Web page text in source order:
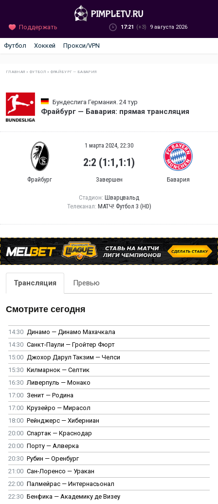
Поддержать 17:21 (+3) 9 августа 2026
Футбол Хоккей Прокси/VPN
ГЛАВНАЯ »ФУТБОЛ » ФРАЙБУРГ — БАВАРИЯ
Бундеслига Германия. 24 тур
Фрайбург — Бавария: прямая трансляция
Фрайбург
1 марта 2024, 22:30
2:2 (1:1,1:1)
Завершен Бавария
Стадион: Шварцвальд
Телеканал: МАТЧ! Футбол 3 (HD)
Трансляция Превью
Смотрите сегодня
14:30 Динамо — Динамо Махачкала
14:30 Санкт-Паули — Гройтер Фюрт
15:00 Джохор Дарул Такзим — Челси
15:30 Килмарнок — Селтик
16:30 Ливерпуль — Монако
17:00 Зенит — Родина
17:00 Крузейро — Мирасол
18:00 Рейнджерс — Хиберниан
20:00 Спартак — Краснодар
20:00 Порту — Алверка
20:30 Рубин — Оренбург
21:00 Сан-Лоренсо — Уракан
22:00 Палмейрас — Интернасьонал
22:30 Бенфика — Академику де Визеу